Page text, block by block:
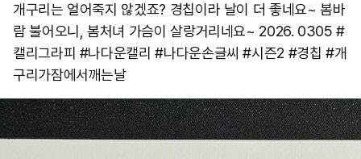
개구리는 얼어죽지 않겠죠? 경칩이라 날이 더 좋네요~ 봄바
람 불어오니, 봄처녀 가슴이 살랑거리네요~ 2026. 0305 #
캘리그라피 #나다운캘리 #나다운손글씨 #시즌2 #경칩 #개
구리가잠에서깨는날